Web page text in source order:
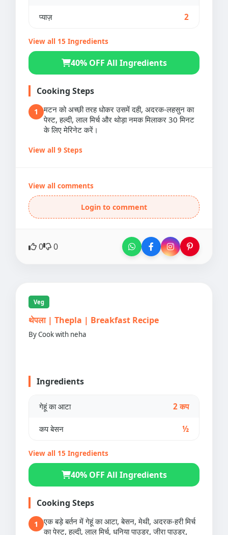
प्याज़ 2
View all 15 Ingredients
40% OFF All Ingredients
Cooking Steps
1
मटन को अच्छी तरह धोकर उसमें दही, अदरक-लहसुन का
पेस्ट, हल्दी, लाल मिर्च और थोड़ा नमक मिलाकर 30 मिनट
के लिए मेरिनेट करें।
View all 9 Steps
View all comments
Login to comment
0 0
Veg
थेपला | Thepla | Breakfast Recipe
By Cook with neha
Ingredients
गेहूं का आटा 2 कप
कप बेसन ½
View all 15 Ingredients
40% OFF All Ingredients
Cooking Steps
1
एक बड़े बर्तन में गेहूं का आटा, बेसन, मेथी, अदरक-हरी मिर्च
का पेस्ट, हल्दी, लाल मिर्च, धनिया पाउडर, जीरा पाउडर,